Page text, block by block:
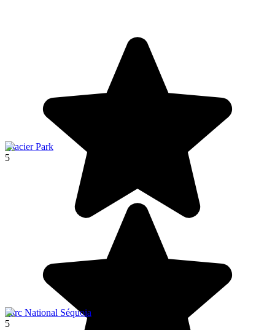
Glacier Park
5
Parc National Séquoia
5